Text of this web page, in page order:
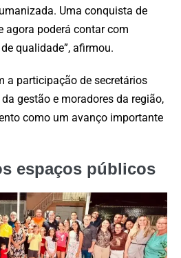
Uma conquista de
agora poderá contar com
qualidade”, afirmou.
a participação de secretários
gestão e moradores da região,
como um avanço importante
espaços públicos